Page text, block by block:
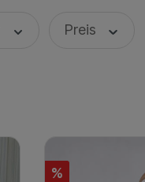
Preis
%